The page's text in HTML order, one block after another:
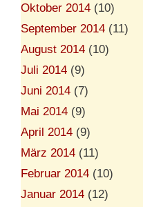
Oktober 2014 (10)
September 2014 (11)
August 2014 (10)
Juli 2014 (9)
Juni 2014 (7)
Mai 2014 (9)
April 2014 (9)
März 2014 (11)
Februar 2014 (10)
Januar 2014 (12)